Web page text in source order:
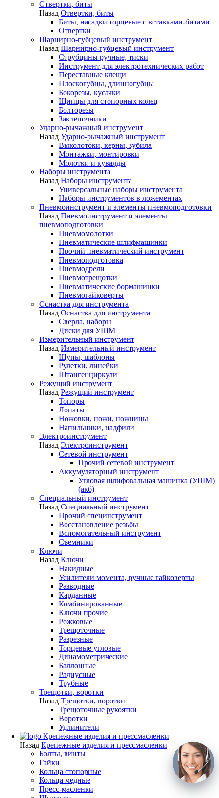
Отвертки, биты
Назад Отвертки, биты
Биты, насадки торцевые с вставками-битами
Отвертки
Шарнирно-губцевый инструмент
Назад Шарнирно-губцевый инструмент
Струбцины ручные, тиски
Инструмент для электротехнических работ
Переставные клещи
Плоскогубцы, длинногубцы
Бокорезы, кусачки
Щипцы для стопорных колец
Болторезы
Заклепочники
Ударно-рычажный инструмент
Назад Ударно-рычажный инструмент
Выколотоки, керны, зубила
Монтажки, монтировки
Молотки и кувалды
Наборы инструмента
Назад Наборы инструмента
Универсальные наборы инструмента
Наборы инструментов в ложементах
Пневмоинструмент и элементы пневмоподготовки
Назад Пневмоинструмент и элементы
пневмоподготовки
Пневмомолотки
Пневматические шлифмашинки
Прочий пневматический инструмент
Пневмоподготовка
Пневмодрели
Пневмотрещотки
Пневматические бормашинки
Пневмогайковерты
Оснастка для инструмента
Назад Оснастка для инструмента
Сверла, наборы
Диски для УШМ
Измерительный инструмент
Назад Измерительный инструмент
Щупы, шаблоны
Рулетки, линейки
Штангенциркули
Режущий инструмент
Назад Режущий инструмент
Топоры
Лопаты
Ножовки, ножи, ножницы
Напильники, надфили
Электроинструмент
Назад Электроинструмент
Сетевой инструмент
Прочий сетевой инструмент
Аккумуляторный инструмент
Угловая шлифовальная машинка (УШМ)
(акб)
Специальный инструмент
Назад Специальный инструмент
Прочий специнструмент
Восстановление резьбы
Вспомогательный инструмент
Съемники
Ключи
Назад Ключи
Накидные
Усилители момента, ручные гайковерты
Разводные
Карданные
Комбинированные
Ключи прочие
Рожковые
Трещоточные
Разрезные
Торцевые угловые
Динамометрические
Баллонные
Радиусные
Трубные
Трещотки, воротки
Назад Трещотки, воротки
Трещоточные рукоятки
Воротки
Удлинители
Крепежные изделия и прессмасленки
Назад Крепежные изделия и прессмасленки
Болты, винты
Гайки
Кольца стопорные
Кольца медные
Пресс-масленки